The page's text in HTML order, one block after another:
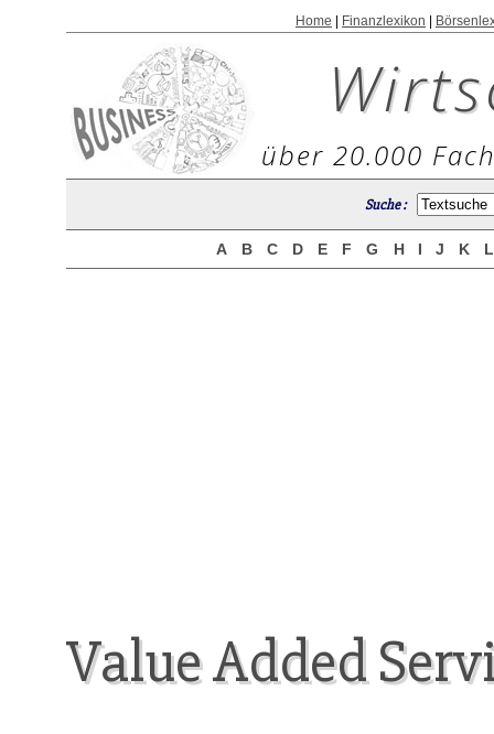
Home Finanzlexikon
über 20.000
Suche :
A B C D E F G H I J K
Value Added